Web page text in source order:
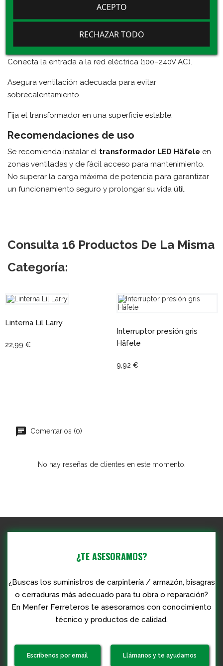
Conecta los dispositivos LED al transformador antes de la
alimentación eléctrica.
Conecta la entrada a la red eléctrica (100–240V AC).
Asegura ventilación adecuada para evitar
sobrecalentamiento.
Fija el transformador en una superficie estable.
Recomendaciones de uso
Se recomienda instalar el transformador LED Häfele en
zonas ventiladas y de fácil acceso para mantenimiento.
No superar la carga máxima de potencia para garantizar
un funcionamiento seguro y prolongar su vida útil.
Consulta 16 Productos De La Misma
Categoría:
Linterna Lil Larry
22,99 €
Interruptor presión gris
Häfele
9,92 €
Comentarios (0)
No hay reseñas de clientes en este momento.
RECHAZAR TODO
ACEPTO
¿TE ASESORAMOS?
¿Buscas los suministros de carpintería / armazón, bisagras
o cerraduras más adecuado para tu obra o reparación?
En Menfer Ferreteros te asesoramos con conocimiento
técnico y productos de calidad.
Escríbenos por email Llámanos y te ayudamos